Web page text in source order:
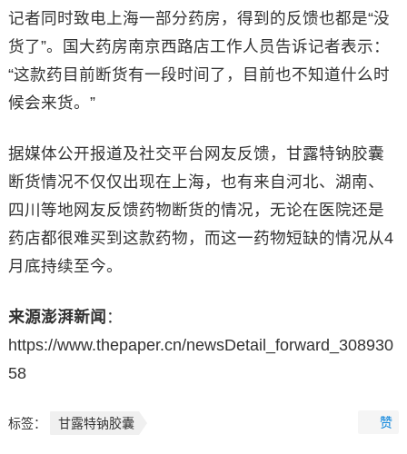
记者同时致电上海一部分药房，得到的反馈也都是“没
货了”。国大药房南京西路店工作人员告诉记者表示：
“这款药目前断货有一段时间了，目前也不知道什么时
候会来货。”
据媒体公开报道及社交平台网友反馈，甘露特钠胶囊
断货情况不仅仅出现在上海，也有来自河北、湖南、
四川等地网友反馈药物断货的情况，无论在医院还是
药店都很难买到这款药物，而这一药物短缺的情况从4
月底持续至今。
来源澎湃新闻 ：
https://www.thepaper.cn/newsDetail_forward_308930
58
标签： 甘露特钠胶囊 赞